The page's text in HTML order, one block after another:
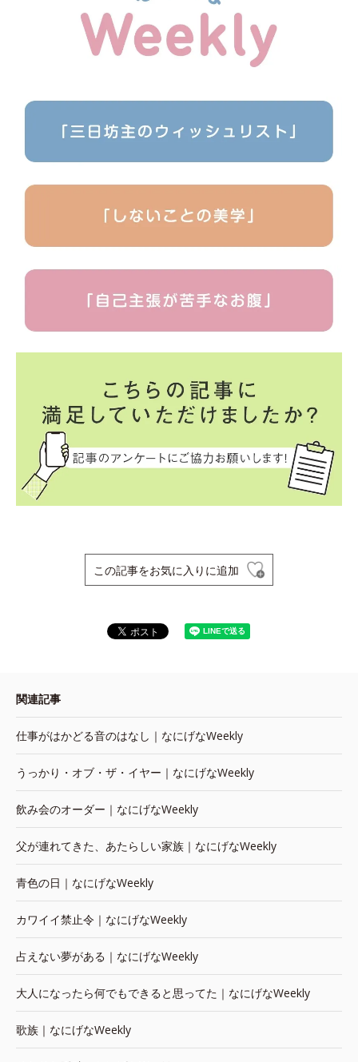
この記事をお気に入りに追加
関連記事
仕事がはかどる音のはなし｜なにげなWeekly
うっかり・オブ・ザ・イヤー｜なにげなWeekly
飲み会のオーダー｜なにげなWeekly
父が連れてきた、あたらしい家族｜なにげなWeekly
青色の日｜なにげなWeekly
カワイイ禁止令｜なにげなWeekly
占えない夢がある｜なにげなWeekly
大人になったら何でもできると思ってた｜なにげなWeekly
歌族｜なにげなWeekly